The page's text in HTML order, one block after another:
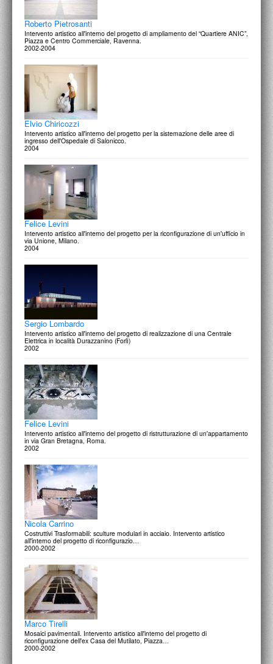
Roberto Pietrosanti
Intervento artistico all'interno del progetto di ampliamento del “Quartiere ANIC”,
Piazza e Centro Commerciale, Ravenna.
2002-2004
Elvio Chiricozzi
Intervento artistico all'interno del progetto per la sistemazione delle aree di
ingresso dell'Ospedale di Salonicco.
2004
Felice Levini
Intervento artistico all'interno del progetto per la riconfigurazione di un'ufficio in
via Unione, Milano.
2004
Sergio Lombardo
Intervento artistico all'interno del progetto di realizzazione di una Centrale
Elettrica in località Durazzanino (Forlì)
2002
Felice Levini
Intervento artistico all'interno del progetto di ristrutturazione di un'appartamento
in via Gran Bretagna, Roma.
2002
Nicola Carrino
Costruttivi Trasformabili: sculture modulari in acciaio. Intervento artistico
all'interno del progetto di riconfigurazio…
2000-2002
Marco Tirelli
Mosaici pavimentali. Intervento artistico all'interno del progetto di
riconfigurazione dell'ex Casa del Mutilato, Piazza…
2000-2002